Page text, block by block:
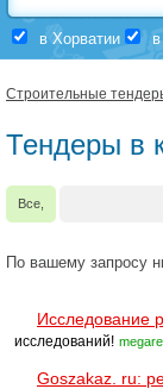
в Хорватии
Строительные
Тендеры в
Все,
По вашему запросу
Исследование
исследований!
Goszakaz. ru: